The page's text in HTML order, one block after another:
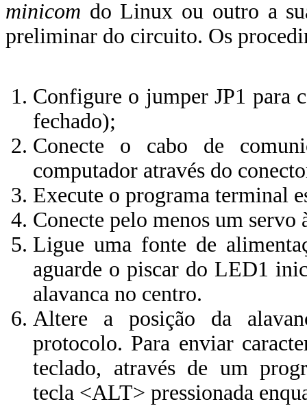
minicom do Linux ou outro a
preliminar do circuito. Os
Configure o jumper JP1 para
fechado);
Conecte o cabo de
computador através do
Execute o programa terminal
Conecte pelo menos um servo
Ligue uma fonte de
aguarde o piscar do LED1
alavanca no centro.
Altere a posição da
protocolo. Para enviar
teclado, através de um
tecla <ALT> pressionada